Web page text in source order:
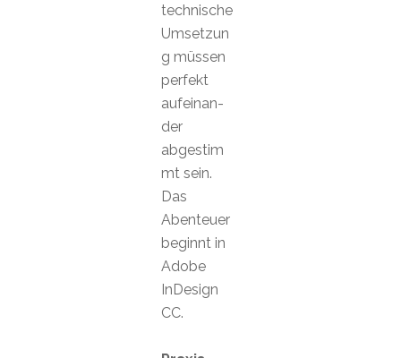
technische
Umsetzun
g müssen
perfekt
aufeinan-
der
abgestim
mt sein.
Das
Abenteuer
beginnt in
Adobe
InDesign
CC.